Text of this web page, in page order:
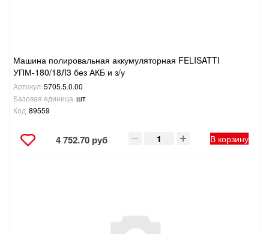
Машина полировальная аккумуляторная FELISATTI
УПМ-180/18Л3 без АКБ и з/у
Артикул 5705.5.0.00
Базовая единица шт
Код 89559
4 752.70 руб В корзину